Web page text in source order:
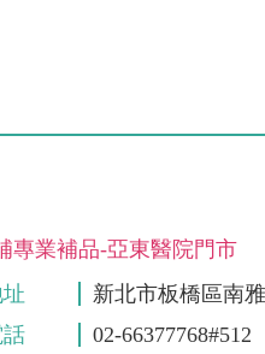
專業補品-亞東醫院門市
新北市板橋區南
話
02-66377768#512